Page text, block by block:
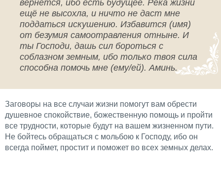
вернется, ибо есть будущее. Река жизни
ещё не высохла, и ничто не даст мне
поддаться искушению. Избавится (имя)
от безумия самоотравления отныне. И
ты Господи, дашь сил бороться с
соблазном земным, ибо только твоя сила
способна помочь мне (ему/ей). Аминь.
Заговоры на все случаи жизни помогут вам обрести
душевное спокойствие, божественную помощь и пройти
все трудности, которые будут на вашем жизненном пути.
Не бойтесь обращаться с мольбою к Господу, ибо он
всегда поймет, простит и поможет во всех земных делах.